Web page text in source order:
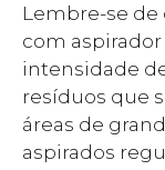
Lembre-se
com
intensidade
resíduos que
áreas de
aspirados
Item adicionado
0 item - R$ 0,00